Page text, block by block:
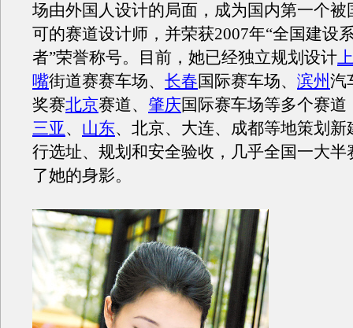
场由外国人设计的局面，成为国内第一个被
可的赛道设计师，并荣获2007年“全国建设
者”荣誉称号。目前，她已经独立规划设计
嘴街道赛赛车场、 长春国际赛车场、 滨州汽
奖赛北京赛道、 肇庆国际赛车场等多个赛道
三亚、 山东、北京、大连、成都等地策划新
行选址、规划和安全验收，几乎全国一大半
了她的身影。